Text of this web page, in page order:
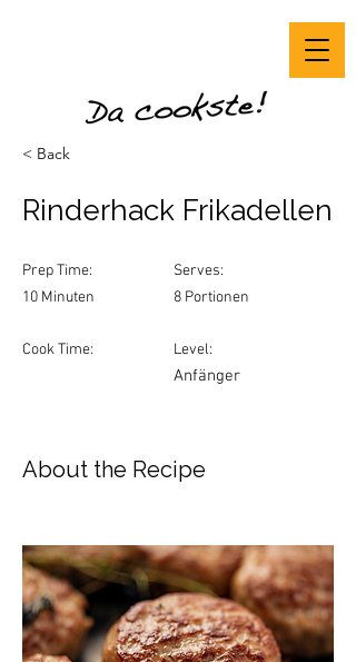
< Back
Rinderhack Frikadellen
Prep Time:
10 Minuten
Cook Time:
Serves:
8 Portionen
Level:
Anfänger
About the Recipe